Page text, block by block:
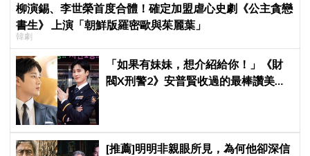
柳演錫、李世榮首度合體！確定加盟虐心史劇《公主貪戀
書生》 上演「朝鮮版羅密歐與茱麗葉」
韓劇
「如果有妹妹，想介紹給你！」《財
閥X刑警2》安普賢收過的最棒讚美，
[推薦]明明非親眼所見，為何他卻深信